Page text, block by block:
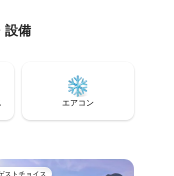
フェ、レストラン、すべてのサービス
あります。静かで自然豊かな高級住宅
、ワークスペース、無料駐車場がすぐそ
設備
エアコン
ストチョイス